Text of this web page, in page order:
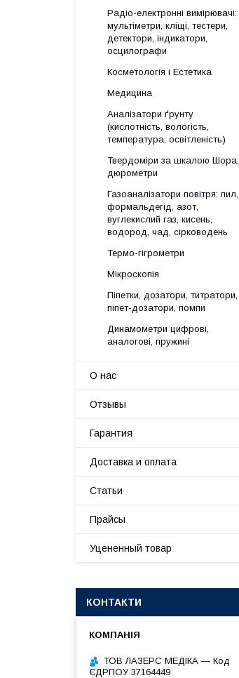
Радіо-електронні вимірювачі:
мультіметри, кліщі, тестери,
детектори, індикатори,
осцилографи
Косметологія і Естетика
Медицина
Аналізатори ґрунту
(кислотність, вологість,
температура, освітленість)
Твердоміри за шкалою Шора,
дюрометри
Газоаналізатори повітря: пил,
формальдегід, азот,
вуглекислий газ, кисень,
водород, чад, сірководень
Термо-гігрометри
Мікроскопія
Піпетки, дозатори, титратори,
піпет-дозатори, помпи
Динамометри цифрові,
аналогові, пружині
О нас
Отзывы
Гарантия
Доставка и оплата
Статьи
Прайсы
Уцененный товар
КОНТАКТИ
ТОВ ЛАЗЕРС МЕДІКА — Код
ЄДРПОУ 37164449